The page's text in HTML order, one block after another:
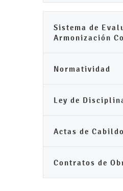
Sistema de
Armonización
Normatividad
Ley de
Actas de Cabildo
Contratos de